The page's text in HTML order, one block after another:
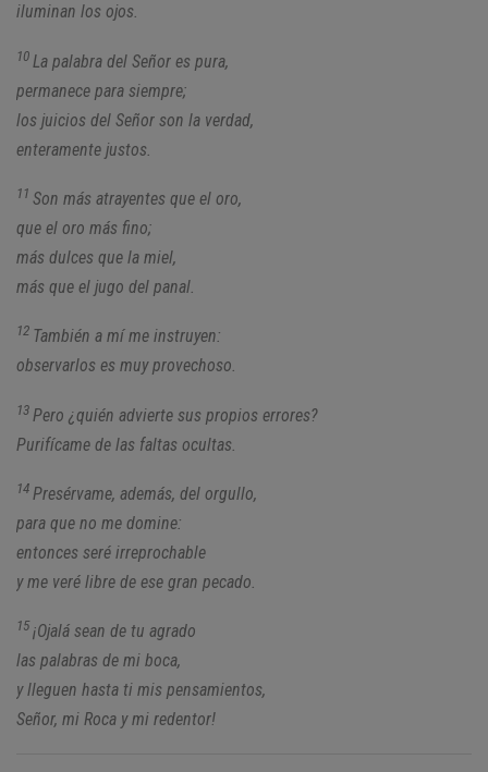
iluminan los ojos.
10 La palabra del Señor es pura,
permanece para siempre;
los juicios del Señor son la verdad,
enteramente justos.
11 Son más atrayentes que el oro,
que el oro más fino;
más dulces que la miel,
más que el jugo del panal.
12 También a mí me instruyen:
observarlos es muy provechoso.
13 Pero ¿quién advierte sus propios errores?
Purifícame de las faltas ocultas.
14 Presérvame, además, del orgullo,
para que no me domine:
entonces seré irreprochable
y me veré libre de ese gran pecado.
15 ¡Ojalá sean de tu agrado
las palabras de mi boca,
y lleguen hasta ti mis pensamientos,
Señor, mi Roca y mi redentor!